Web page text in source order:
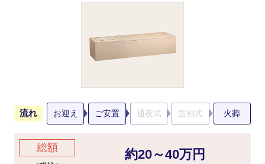
流れ お迎え ご安置 通夜式 告別式 火葬
総額 約20～40万円